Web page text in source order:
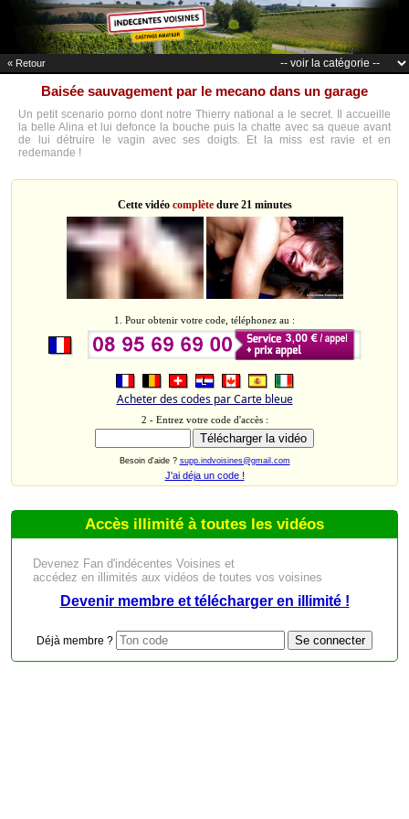
« Retour
Baisée sauvagement par le mecano dans un garage
Un petit scenario porno dont notre Thierry national a le secret. Il accueille
la belle Alina et lui defonce la bouche puis la chatte avec sa queue avant
de lui détruire le vagin avec ses doigts. Et la miss est ravie et en
redemande !
Cette vidéo complètedure 21 minutes
1. Pour obtenir votre code, téléphonez au :
Acheter des codes par Carte bleue
2 - Entrez votre code d'accès :
Besoin d'aide ? supp.indvoisines@gmail.com
J'ai déja un code !
Accès illimité à toutes les vidéos
Devenez Fan d'indécentes Voisines et
accédez en illimités aux vidéos de toutes vos voisines
Devenir membre et télécharger en illimité !
Déjà membre ?